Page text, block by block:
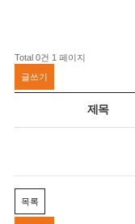
Total 0건 1 페이지
글쓰기
제목
목록